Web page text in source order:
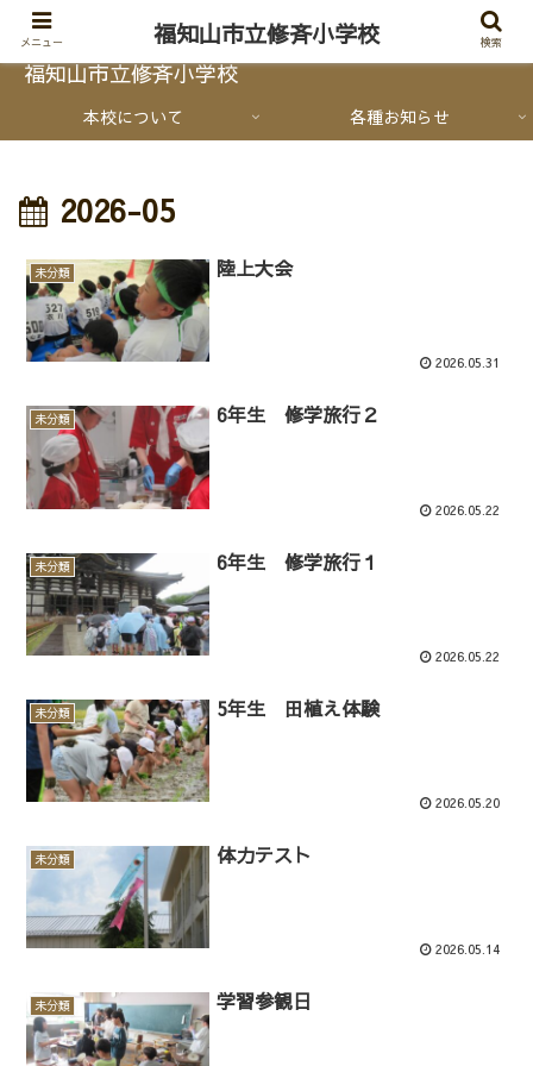
福知山市立修斉小学校
本校について 各種お知らせ
2026-05
未分類 陸上大会
2026.05.31
未分類 6年生 修学旅行２
2026.05.22
未分類 6年生 修学旅行１
2026.05.22
未分類 5年生 田植え体験
2026.05.20
未分類 体力テスト
2026.05.14
未分類 学習参観日
メニュー 福知山市立修斉小学校 検索